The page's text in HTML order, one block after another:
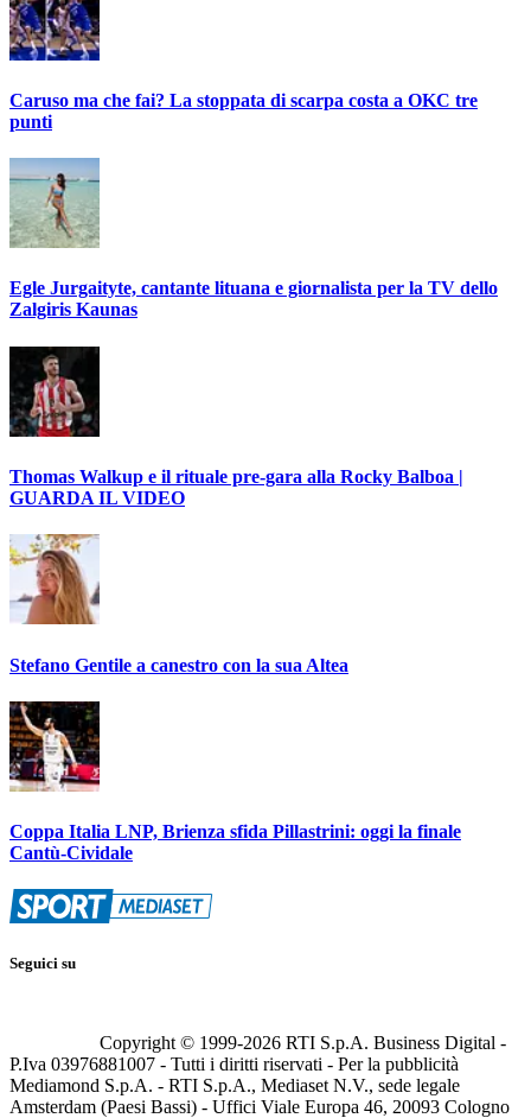
Caruso ma che fai? La stoppata di scarpa costa a OKC tre
punti
Egle Jurgaityte, cantante lituana e giornalista per la TV dello
Zalgiris Kaunas
Thomas Walkup e il rituale pre-gara alla Rocky Balboa |
GUARDA IL VIDEO
Stefano Gentile a canestro con la sua Altea
Coppa Italia LNP, Brienza sfida Pillastrini: oggi la finale
Cantù-Cividale
Seguici su
Copyright © 1999-2026 RTI S.p.A. Business Digital -
P.Iva 03976881007 - Tutti i diritti riservati - Per la pubblicità
Mediamond S.p.A. - RTI S.p.A., Mediaset N.V., sede legale
Amsterdam (Paesi Bassi) - Uffici Viale Europa 46, 20093 Cologno